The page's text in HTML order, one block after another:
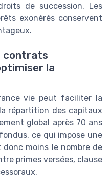
de succession. Les
exonérés conservent
contrats
la
vie peut faciliter la
répartition des capitaux
global après 70 ans
ce qui impose une
donc moins le nombre de
primes versées, clause